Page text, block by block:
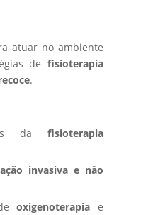
atuar no ambiente
de fisioterapia
.
da fisioterapia
invasiva e não
deoxigenoterapia e